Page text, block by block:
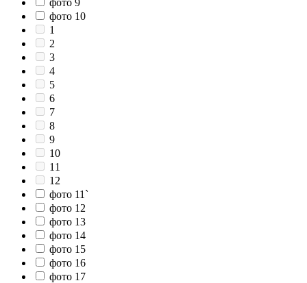
фото 9
фото 10
1
2
3
4
5
6
7
8
9
10
11
12
фото 11`
фото 12
фото 13
фото 14
фото 15
фото 16
фото 17